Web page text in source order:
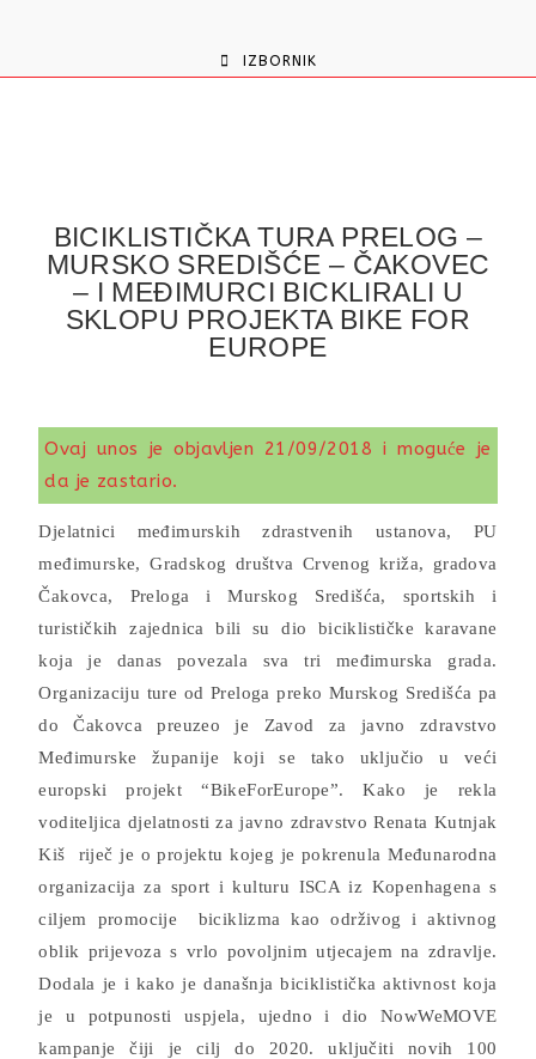
IZBORNIK
BICIKLISTIČKA TURA PRELOG –
MURSKO SREDIŠĆE – ČAKOVEC
– I MEĐIMURCI BICKLIRALI U
SKLOPU PROJEKTA BIKE FOR
EUROPE
Ovaj unos je objavljen 21/09/2018 i moguće je
da je zastario.
Djelatnici međimurskih zdrastvenih ustanova, PU
međimurske, Gradskog društva Crvenog križa, gradova
Čakovca, Preloga i Murskog Središća, sportskih i
turističkih zajednica bili su dio biciklističke karavane
koja je danas povezala sva tri međimurska grada.
Organizaciju ture od Preloga preko Murskog Središća pa
do Čakovca preuzeo je Zavod za javno zdravstvo
Međimurske županije koji se tako uključio u veći
europski projekt “BikeForEurope”. Kako je rekla
voditeljica djelatnosti za javno zdravstvo Renata Kutnjak
Kiš riječ je o projektu kojeg je pokrenula Međunarodna
organizacija za sport i kulturu ISCA iz Kopenhagena s
ciljem promocije biciklizma kao održivog i aktivnog
oblik prijevoza s vrlo povoljnim utjecajem na zdravlje.
Dodala je i kako je današnja biciklistička aktivnost koja
je u potpunosti uspjela, ujedno i dio NowWeMOVE
kampanje čiji je cilj do 2020. uključiti novih 100